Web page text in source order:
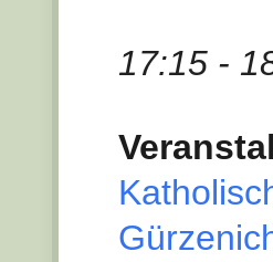
17:15 -